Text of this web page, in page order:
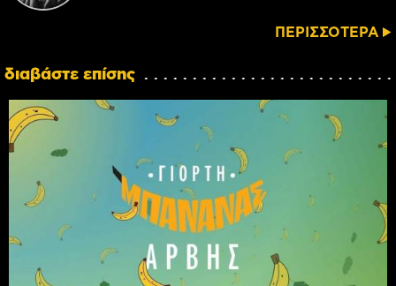
ΠΕΡΙΣΣΟΤΕΡΑ
διαβάστε επίσης